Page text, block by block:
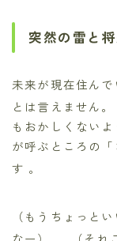
突然の雷と
未来が現在住ん
とは言えません
もおかしくない
が呼ぶところの
す 。
（もうちょっと